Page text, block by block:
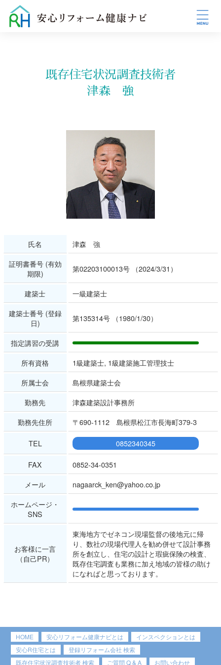
既存住宅状況調査技術者
津森 強
氏名
津森 強
証明書番号 (有効
期限)
第02203100013号 （2024/3/31）
建築士
一級建築士
建築士番号 (登録
日)
第135314号 （1980/1/30）
指定講習の受講
所有資格
1級建築士, 1級建築施工管理技士
所属士会
島根県建築士会
勤務先
津森建築設計事務所
勤務先住所
〒690-1112 島根県松江市長海町379-3
TEL 0852340345
FAX
0852-34-0351
メール
nagaarck_ken@yahoo.co.jp
ホームページ・
SNS
お客様に一言
（自己PR）
東海地方でゼネコン現場監督の後地元に帰
り、数社の現場代理人を勧め併せて設計事務
所を創立し、住宅の設計と瑕疵保険の検査、
既存住宅調査も業務に加え地域の皆様の助け
になればと思っております。
HOME 安心リフォーム健康ナビとは
インスペクションとは
安心R住宅とは
登録リフォーム会社 検索
既存住宅状況調査技術者 検索
ご質問 Q & A お問い合わせ